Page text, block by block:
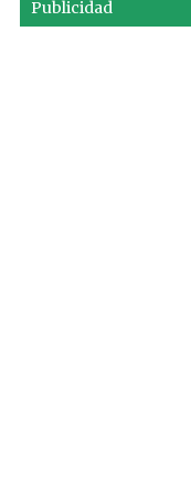
Publicidad